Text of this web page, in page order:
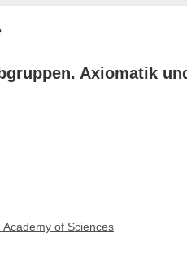
Axiomatik
of Sciences